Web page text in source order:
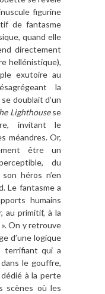
figurine
de fantasme
quand elle
directement
hellénistique),
exutoire au
la
se doublait d’un
Lighthousese
invitant le
méandres. Or,
être un
du
héros n’en
Le fantasme a
humains
au primitif, à la
On y retrouve
d’une logique
terrifiant qui a
le gouffre,
à la perte
scènes où les